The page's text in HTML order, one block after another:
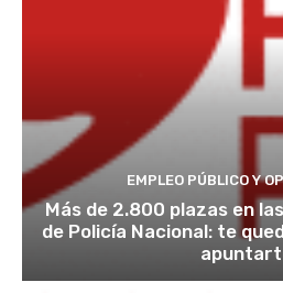
EMPLEO PÚBLICO Y
Más de 2.800 plazas en
de Policía Nacional: te